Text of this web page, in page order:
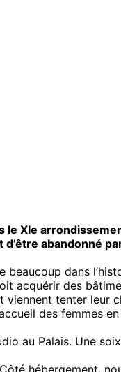
le XIe
abandonné
dans
acquérir des
tenter leur
des femmes
au Palais. Une
hébergement,